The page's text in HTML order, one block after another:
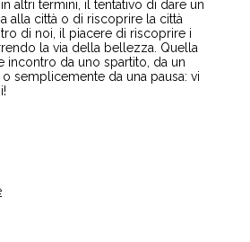
in altri termini, il tentativo di dare un
alla città o di riscoprire la città
di noi, il piacere di riscoprire i
la via della bellezza. Quella
incontro da uno spartito, da un
semplicemente da una pausa: vi